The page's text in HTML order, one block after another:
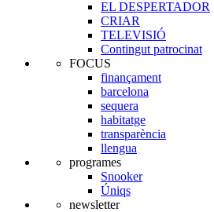
EL DESPERTADOR
CRIAR
TELEVISIÓ
Contingut patrocinat
FOCUS
finançament
barcelona
sequera
habitatge
transparència
llengua
programes
Snooker
Úniqs
newsletter